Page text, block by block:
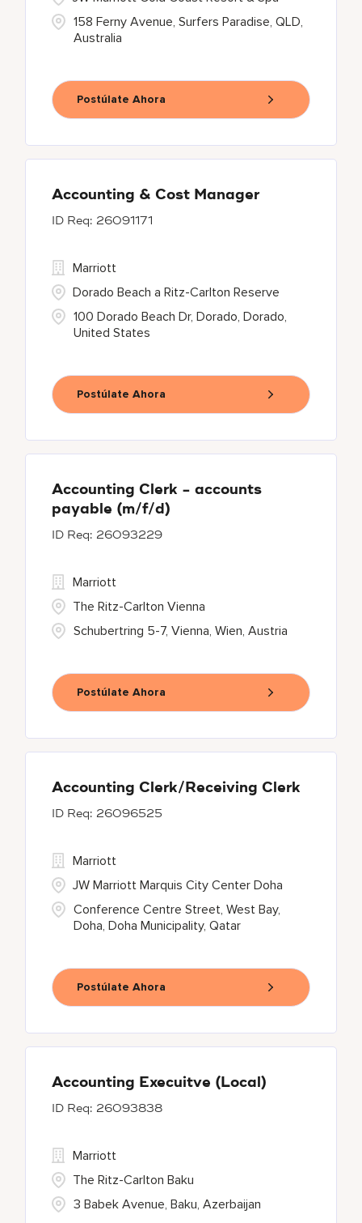
158 Ferny Avenue, Surfers Paradise, QLD,
Australia
Postúlate Ahora
Accounting & Cost Manager
26091171
100 Dorado Beach Dr, Dorado, Dorado,
United States
Marriott
Dorado Beach a Ritz-Carlton Reserve
Postúlate Ahora
Accounting Clerk - accounts
payable (m/f/d)
26093229
Schubertring 5-7, Vienna, Wien, Austria
Marriott
The Ritz-Carlton Vienna
Postúlate Ahora
Accounting Clerk/Receiving Clerk
26096525
Conference Centre Street, West Bay,
Doha, Doha Municipality, Qatar
Marriott
JW Marriott Marquis City Center Doha
Postúlate Ahora
Accounting Execuitve (Local)
26093838
3 Babek Avenue, Baku, Azerbaijan
Marriott
The Ritz-Carlton Baku